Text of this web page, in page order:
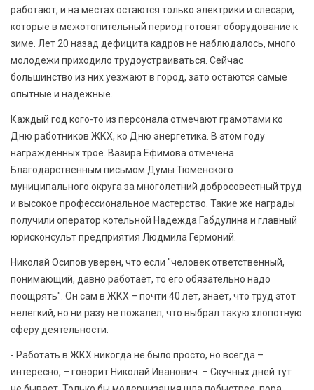
работают, и на местах остаются только электрики и слесари,
которые в межотопительный период готовят оборудование к
зиме. Лет 20 назад дефицита кадров не наблюдалось, много
молодежи приходило трудоустраиваться. Сейчас
большинство из них уезжают в город, зато остаются самые
опытные и надежные.
Каждый год кого-то из персонала отмечают грамотами ко
Дню работников ЖКХ, ко Дню энергетика. В этом году
награжденных трое. Вазира Ефимова отмечена
Благодарственным письмом Думы Тюменского
муниципального округа за многолетний добросовестный труд
и высокое профессиональное мастерство. Такие же награды
получили оператор котельной Надежда Габдулина и главный
юрисконсульт предприятия Людмила Гермоний.
Николай Осипов уверен, что если "человек ответственный,
понимающий, давно работает, то его обязательно надо
поощрять". Он сам в ЖКХ – почти 40 лет, знает, что труд этот
нелегкий, но ни разу не пожалел, что выбрал такую хлопотную
сферу деятельности.
- Работать в ЖКХ никогда не было просто, но всегда –
интересно, – говорит Николай Иванович. – Скучных дней тут